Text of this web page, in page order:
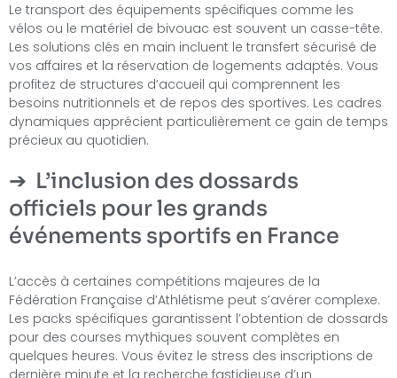
Le transport des équipements spécifiques comme les
vélos ou le matériel de bivouac est souvent un casse-tête.
Les solutions clés en main incluent le transfert sécurisé de
vos affaires et la réservation de logements adaptés. Vous
profitez de structures d’accueil qui comprennent les
besoins nutritionnels et de repos des sportives. Les cadres
dynamiques apprécient particulièrement ce gain de temps
précieux au quotidien.
L’inclusion des dossards
officiels pour les grands
événements sportifs en France
L’accès à certaines compétitions majeures de la
Fédération Française d’Athlétisme peut s’avérer complexe.
Les packs spécifiques garantissent l’obtention de dossards
pour des courses mythiques souvent complètes en
quelques heures. Vous évitez le stress des inscriptions de